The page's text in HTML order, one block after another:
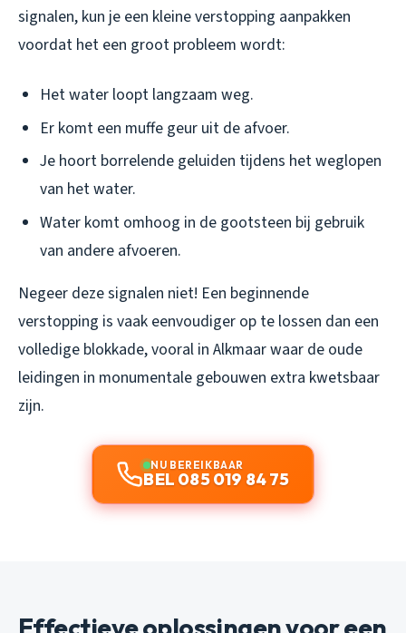
signalen, kun je een kleine verstopping aanpakken
voordat het een groot probleem wordt:
Het water loopt langzaam weg.
Er komt een muffe geur uit de afvoer.
Je hoort borrelende geluiden tijdens het weglopen
van het water.
Water komt omhoog in de gootsteen bij gebruik
van andere afvoeren.
Negeer deze signalen niet! Een beginnende
verstopping is vaak eenvoudiger op te lossen dan een
volledige blokkade, vooral in Alkmaar waar de oude
leidingen in monumentale gebouwen extra kwetsbaar
zijn.
NU BEREIKBAAR
BEL 085 019 84 75